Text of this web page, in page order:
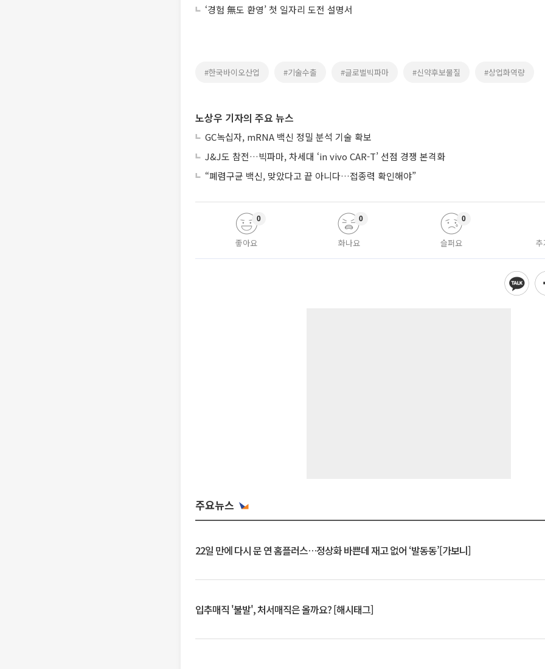
‘경험 無도 환영’ 첫 일자리 도전 설명서
#한국바이오산업 #기술수출 #글로벌빅파마 #신약후보물질 #상업화역량
노상우 기자의 주요 뉴스
GC녹십자, mRNA 백신 정밀 분석 기술 확보
J&J도 참전…빅파마, 차세대 ‘in vivo CAR-T’ 선점 경쟁 본격화
“폐렴구균 백신, 맞았다고 끝 아니다…접종력 확인해야”
좋아요
0
화나요
0
슬퍼요
0
주요뉴스
22일 만에 다시 문 연 홈플러스…정상화 바쁜데 재고 없어 ‘발동동’[가보니]
입추매직 '불발', 처서매직은 올까요? [해시태그]